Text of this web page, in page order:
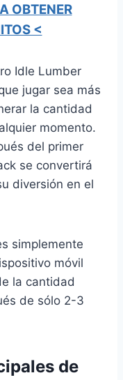
OBTENER
<
Idle Lumber
jugar sea más
la cantidad
momento.
del primer
se convertirá
diversión en el
simplemente
móvil
la cantidad
de sólo 2-3
de